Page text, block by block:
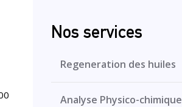
Nos services
Regeneration des huiles
Analyse Physico-chimique